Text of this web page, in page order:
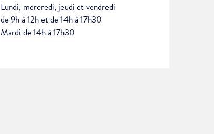
Lundi, mercredi, jeudi et vendredi
de 9h à 12h et de 14h à 17h30
Mardi de 14h à 17h30